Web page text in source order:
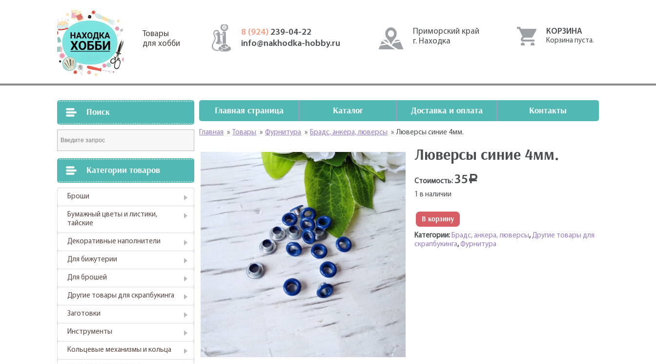
Товары
для хобби
8 (924) 239-04-22
info@nakhodka-hobby.ru
Приморский край
г. Находка
КОРЗИНА
Корзина пуста.
Поиск
Категории товаров
Броши
Бумажный цветы и листики,
тайские
Декоративные наполнители
Для бижутерии
Для брошей
Другие товары для скрапбукинга
Заготовки
Инструменты
Кольцевые механизмы и кольца
Главная страница Каталог Доставка и оплата Контакты
Главная » Товары » Фурнитура » Брадс, анкера, люверсы » Люверсы синие 4мм.
Люверсы синие 4мм.
Стоимость: 35Р
1 в наличии
В корзину
Категории:Брадс, анкера, люверсы,Другие товары для
скрапбукинга,Фурнитура